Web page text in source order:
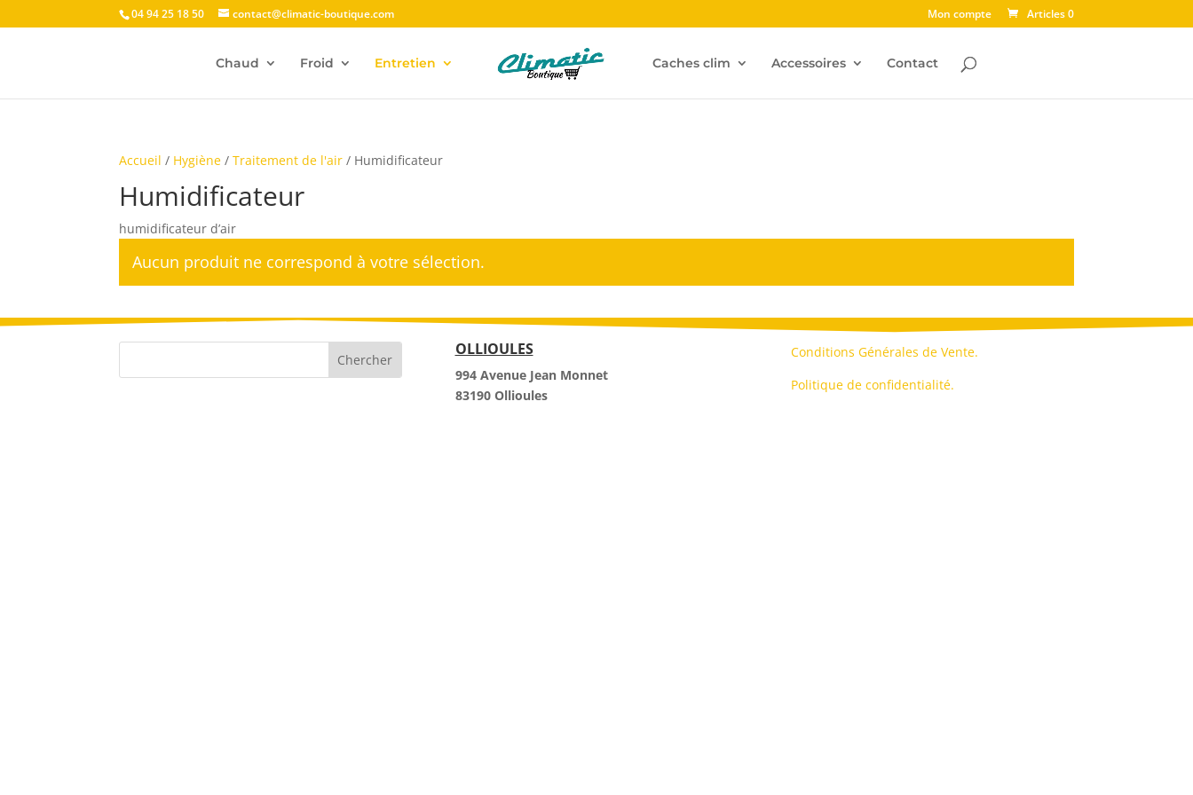
04 94 25 18 50 contact@climatic-boutique.com Mon compte Articles 0
Chaud Froid Entretien Caches clim Accessoires Contact
Accueil / Hygiène /Traitement de l'air / Humidificateur
Humidificateur
humidificateur d’air
Aucun produit ne correspond à votre sélection.
OLLIOULES
994 Avenue Jean Monnet
83190 Ollioules
Conditions Générales de Vente.
Politique de confidentialité.